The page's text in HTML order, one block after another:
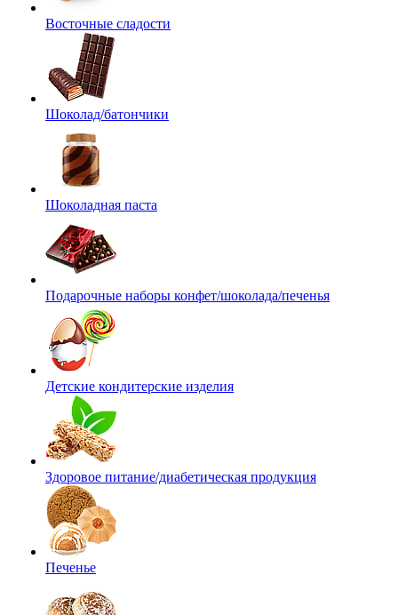
Восточные сладости
Шоколад/батончики
Шоколадная паста
Подарочные наборы конфет/шоколада/печенья
Детские кондитерские изделия
Здоровое питание/диабетическая продукция
Печенье